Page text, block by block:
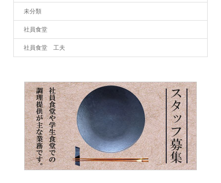
未分類
社員食堂
社員食堂 工夫